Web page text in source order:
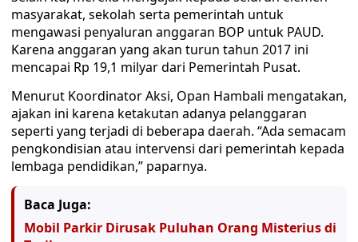
masyarakat, sekolah serta pemerintah untuk
mengawasi penyaluran anggaran BOP untuk PAUD.
Karena anggaran yang akan turun tahun 2017 ini
mencapai Rp 19,1 milyar dari Pemerintah Pusat.
Menurut Koordinator Aksi, Opan Hambali mengatakan,
ajakan ini karena ketakutan adanya pelanggaran
seperti yang terjadi di beberapa daerah. “Ada semacam
pengkondisian atau intervensi dari pemerintah kepada
lembaga pendidikan,” paparnya.
Baca Juga:
Mobil Parkir Dirusak Puluhan Orang Misterius di